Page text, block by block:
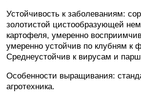
Устойчивость к заболеваниям:
золотистой цистообразующей
картофеля, умеренно
умеренно устойчив по клубням к
Среднеустойчив к вирусам и
Особенности выращивания:
агротехника.